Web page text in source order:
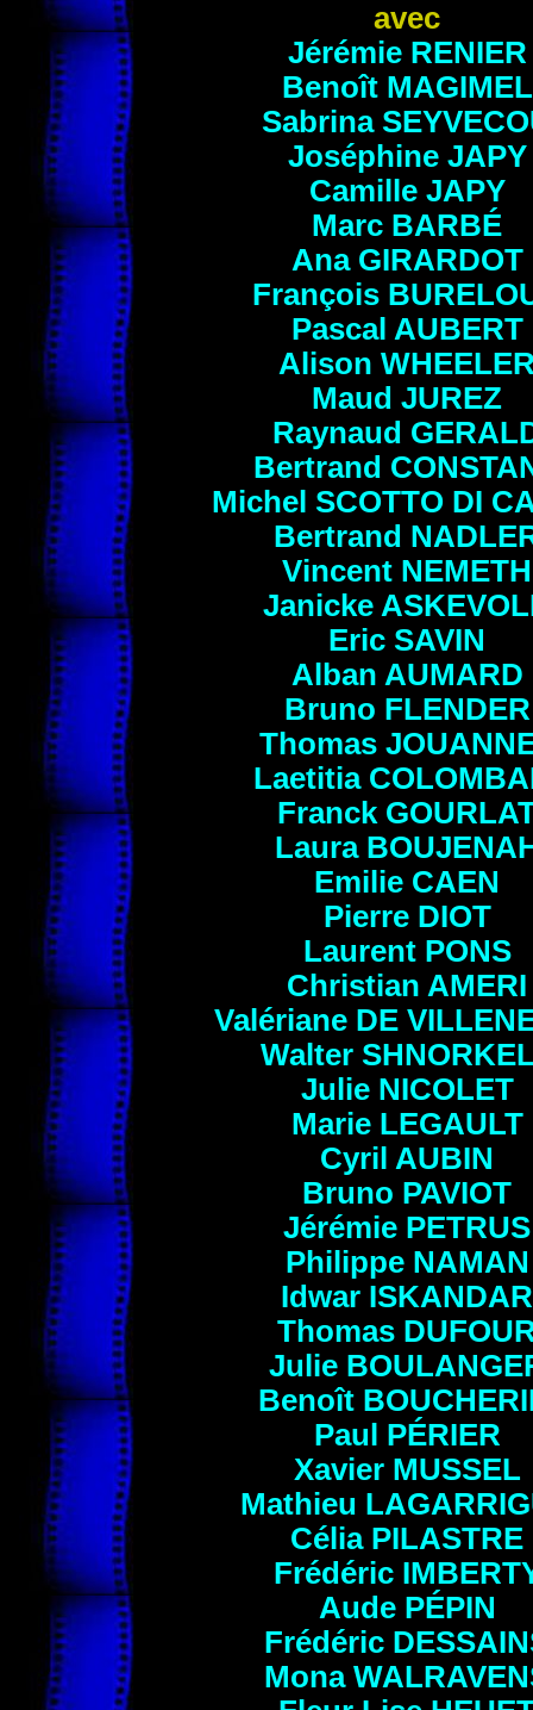
avec
Jérémie RENIER
Benoît MAGIMEL
Sabrina
Joséphine JAPY
Camille JAPY
Marc BARBÉ
Ana GIRARDOT
François
Pascal AUBERT
Alison
Maud JUREZ
Raynaud
Bertrand
Michel SCOTTO DI
Bertrand
Vincent NEMETH
Janicke
Eric SAVIN
Alban AUMARD
Bruno FLENDER
Thomas
Laetitia
Franck
Laura
Emilie CAEN
Pierre DIOT
Laurent PONS
Christian AMERI
Valériane DE
Walter
Julie NICOLET
Marie LEGAULT
Cyril AUBIN
Bruno PAVIOT
Jérémie PETRUS
Philippe NAMAN
Idwar ISKANDAR
Thomas
Julie
Benoît
Paul PÉRIER
Xavier MUSSEL
Mathieu
Célia PILASTRE
Frédéric
Aude PÉPIN
Frédéric
Mona